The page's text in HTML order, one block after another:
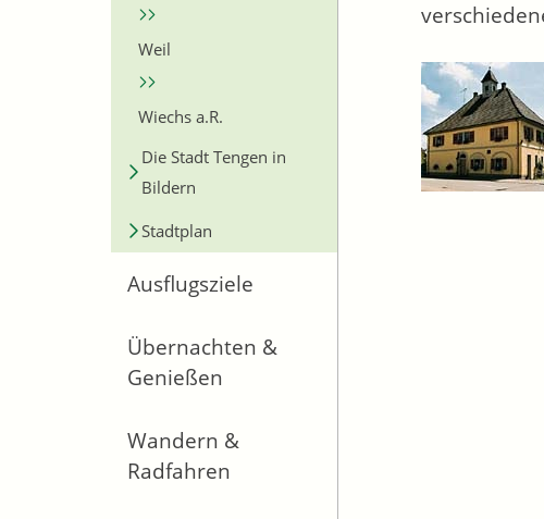
Weil
Wiechs a.R.
Die Stadt Tengen in
Bildern
Stadtplan
Ausflugsziele
Übernachten &
Genießen
Wandern &
Radfahren